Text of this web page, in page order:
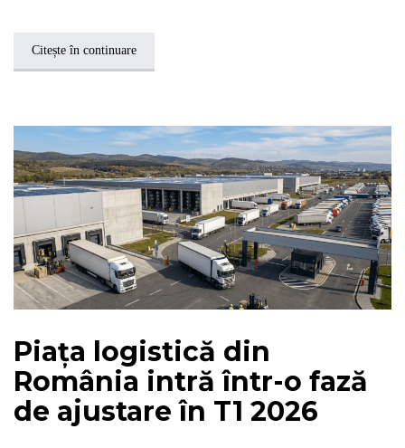
Citește în continuare
Piața logistică din
România intră într-o fază
de ajustare în T1 2026